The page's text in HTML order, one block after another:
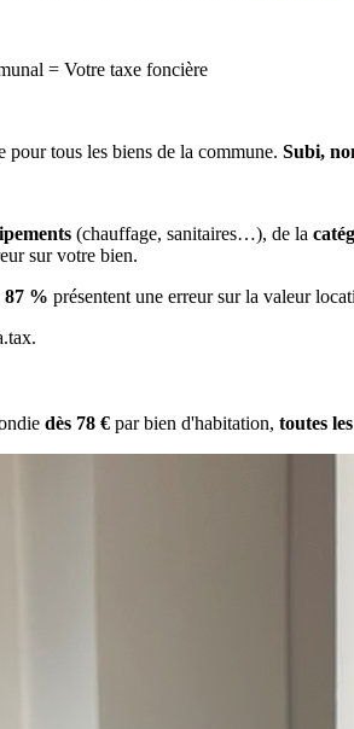
= Votre taxe foncière
pour tous les biens de la commune. Subi,
(chauffage, sanitaires…), de la
sur votre bien.
87 % présentent une erreur sur la valeur
dès 78 € par bien d'habitation, toutes